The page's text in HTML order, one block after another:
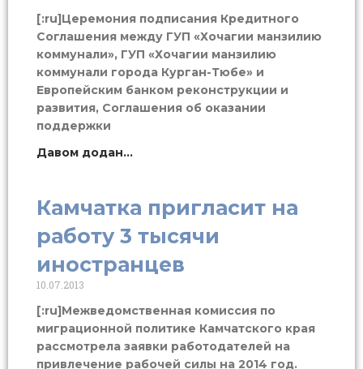
[:ru]Церемония подписания Кредитного
Соглашения между ГУП «Хочагии манзилию
коммунали», ГУП «Хочагии манзилию
коммунали города Курган-Тюбе» и
Европейским банком реконструкции и
развития, Соглашения об оказании
поддержки
Давом додан...
Камчатка пригласит на
работу 3 тысячи
иностранцев
10.07.2013
[:ru]Межведомственная комиссия по
миграционной политике Камчатского края
рассмотрела заявки работодателей на
привлечение рабочей силы на 2014 год.